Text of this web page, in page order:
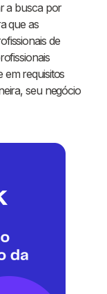
a busca por
que as
de
em requisitos
seu negócio